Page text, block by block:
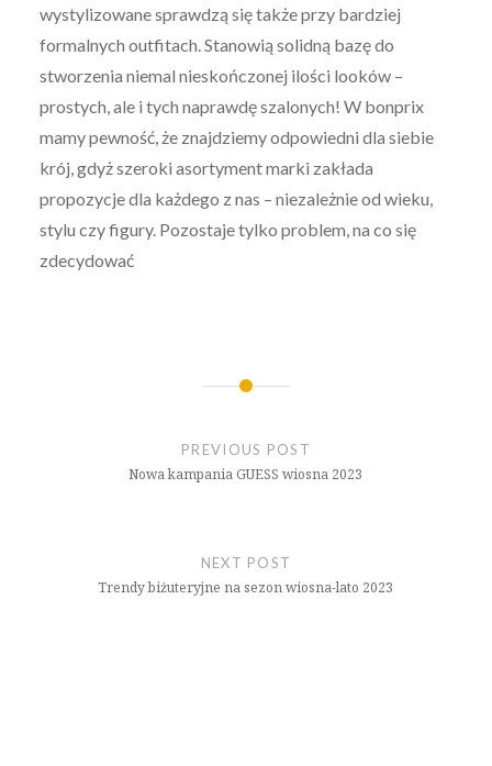
wystylizowane sprawdzą się także przy bardziej
formalnych outfitach. Stanowią solidną bazę do
stworzenia niemal nieskończonej ilości looków –
prostych, ale i tych naprawdę szalonych! W bonprix
mamy pewność, że znajdziemy odpowiedni dla siebie
krój, gdyż szeroki asortyment marki zakłada
propozycje dla każdego z nas – niezależnie od wieku,
stylu czy figury. Pozostaje tylko problem, na co się
zdecydować
PREVIOUS POST
Nowa kampania GUESS wiosna 2023
NEXT POST
Trendy biżuteryjne na sezon wiosna-lato 2023